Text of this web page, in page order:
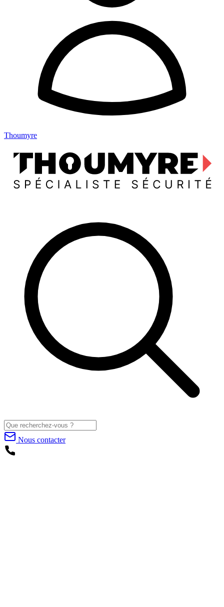
Thoumyre
Nous contacter